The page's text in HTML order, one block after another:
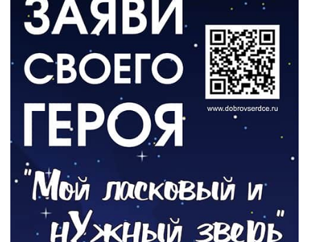
ВЛАСТЬ
«Второй старт» для ветеранов СВО
РАЗЪЯСНЯЕМ
Контракт с новой выплатой
05.08.2026